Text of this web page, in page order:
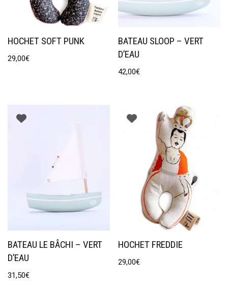
HOCHET SOFT PUNK
29,00€
BATEAU SLOOP – VERT
D’EAU
42,00€
BATEAU LE BÂCHI – VERT
D’EAU
31,50€
HOCHET FREDDIE
29,00€